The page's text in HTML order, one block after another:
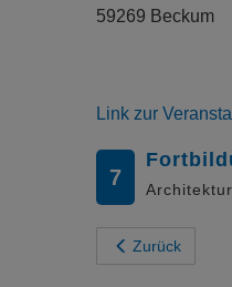
59269 Beckum
Link zur
7
Zurück